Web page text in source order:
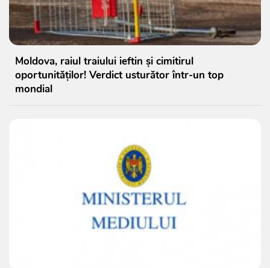
Moldova, raiul traiului ieftin și cimitirul
oportunităților! Verdict usturător într-un top
mondial